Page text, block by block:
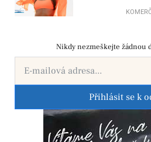
Nikdy nezmeškejte žádnou
Přihlásit se k